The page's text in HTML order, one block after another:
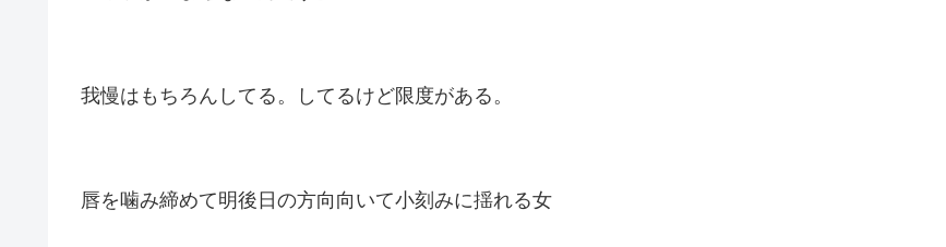
我慢はもちろんしてる。してるけど限度がある。
唇を噛み締めて明後日の方向向いて小刻みに揺れる女